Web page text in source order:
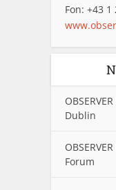
Fon: +43 1
Dublin
Forum